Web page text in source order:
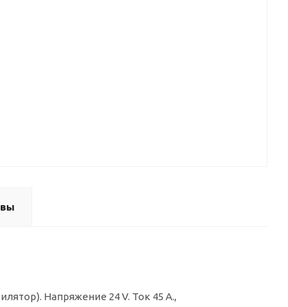
Напряжение 24 V. Ток 45 А.,